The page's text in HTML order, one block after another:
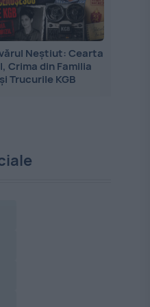
Neștiut: Cearta
Crima din Familia
Trucurile KGB